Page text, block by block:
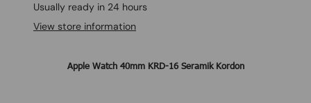
Usually ready in 24 hours
View store information
Apple Watch 40mm KRD-16 SeramikKordon